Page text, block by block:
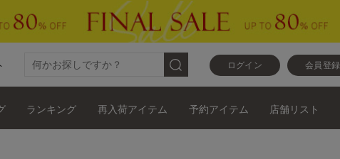
ログイン 会員登録
ランキング 再入荷アイテム 予約アイテム 店舗リスト